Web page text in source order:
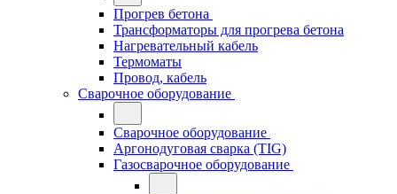
Прогрев бетона
Трансформаторы для прогрева бетона
Нагревательный кабель
Термоматы
Провод, кабель
Сварочное оборудование
Сварочное оборудование
Аргонодуговая сварка (TIG)
Газосварочное оборудование